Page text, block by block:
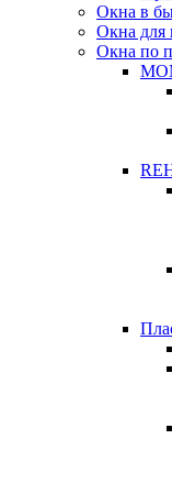
Окна в
Окна для
Окна по